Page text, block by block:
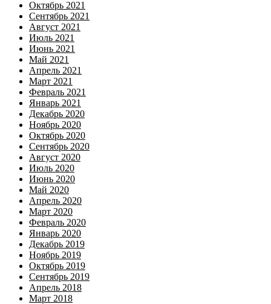
Октябрь 2021
Сентябрь 2021
Август 2021
Июль 2021
Июнь 2021
Май 2021
Апрель 2021
Март 2021
Февраль 2021
Январь 2021
Декабрь 2020
Ноябрь 2020
Октябрь 2020
Сентябрь 2020
Август 2020
Июль 2020
Июнь 2020
Май 2020
Апрель 2020
Март 2020
Февраль 2020
Январь 2020
Декабрь 2019
Ноябрь 2019
Октябрь 2019
Сентябрь 2019
Апрель 2018
Март 2018